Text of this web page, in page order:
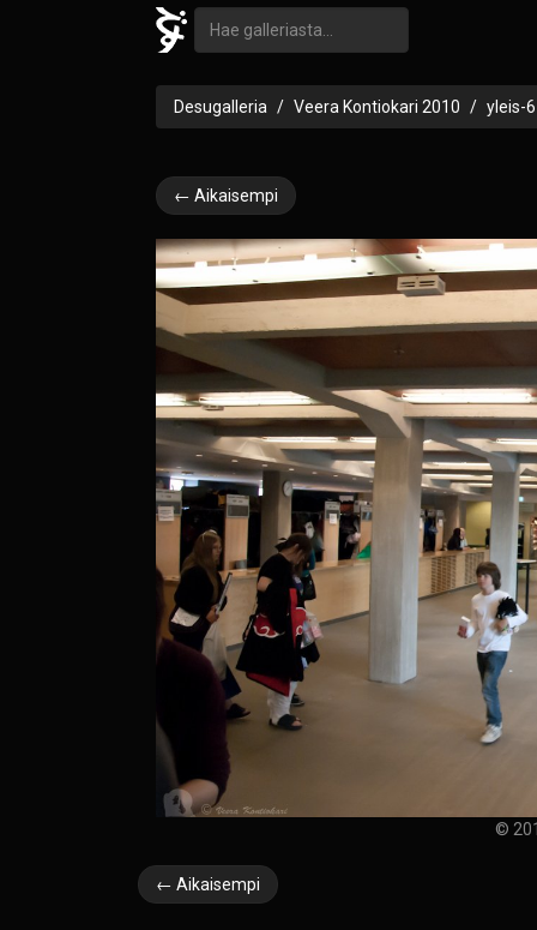
Desugalleria Veera Kontiokari 2010 yleis-6
← Aikaisempi
©
← Aikaisempi